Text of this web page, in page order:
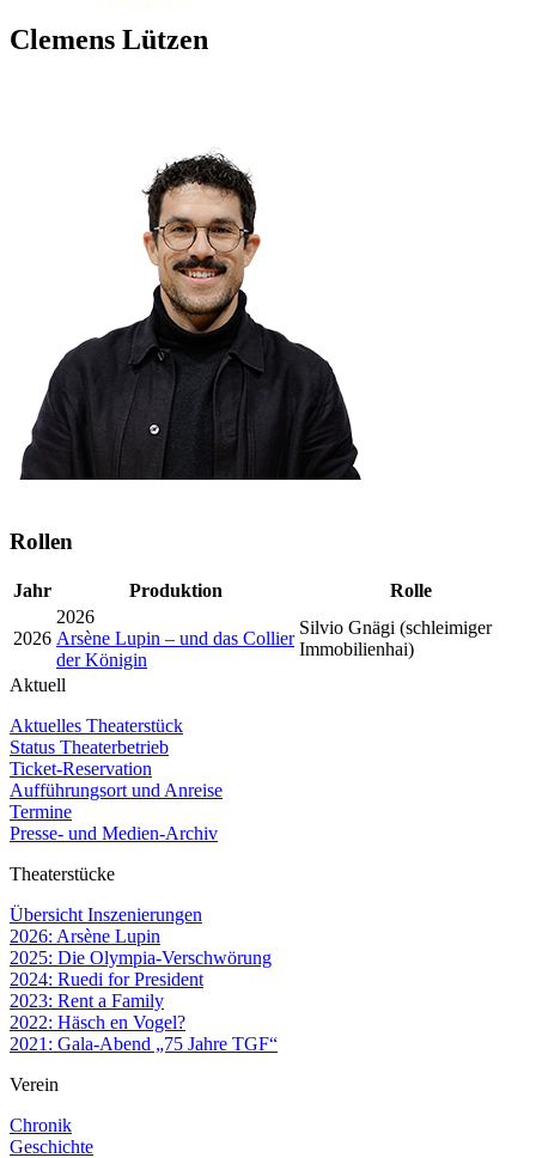
Clemens Lützen
Rollen
Jahr Produktion Rolle
2026
2026
Arsène Lupin – und das Collier
der Königin
Silvio Gnägi (schleimiger
Immobilienhai)
Aktuell
Aktuelles Theaterstück
Status Theaterbetrieb
Ticket-Reservation
Aufführungsort und Anreise
Termine
Presse- und Medien-Archiv
Theaterstücke
Übersicht Inszenierungen
2026: Arsène Lupin
2025: Die Olympia-Verschwörung
2024: Ruedi for President
2023: Rent a Family
2022: Häsch en Vogel?
2021: Gala-Abend „75 Jahre TGF“
Verein
Chronik
Geschichte